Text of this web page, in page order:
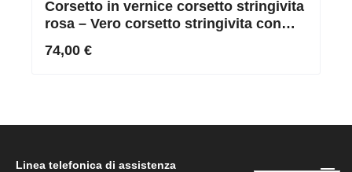
Corsetto in vernice corsetto stringivita
rosa – Vero corsetto stringivita con
74,00 €
Linea telefonica di assistenza